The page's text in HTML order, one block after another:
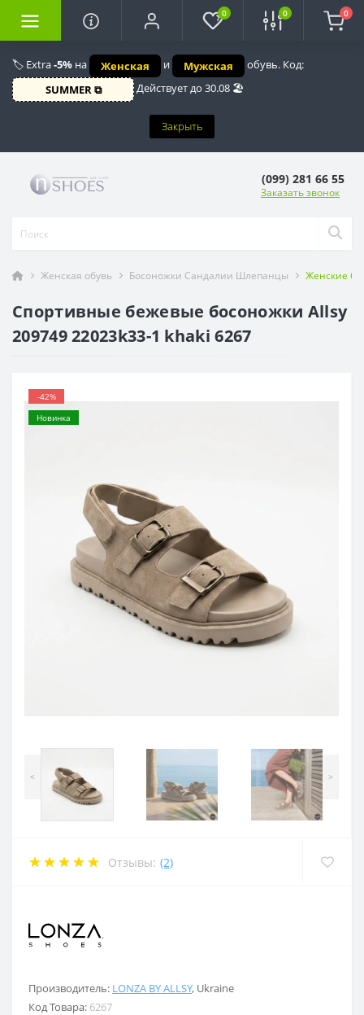
🏷️ Extra-5% на Женская и Мужская
обувь. Код:
SUMMER ⧉
Действует до 30.08 🏖️
Закрыть
0 0 0
(099) 281 66 55
Заказать звонок
Женская обувь Босоножки Сандалии Шлепанцы Женские
Спортивные бежевые босоножки Allsy
209749 22023k33-1 khaki 6267
-42%
Новинка
< >
Отзывы: (2)
Производитель: LONZA BY ALLSY, Ukraine
Код Товара: 6267
.